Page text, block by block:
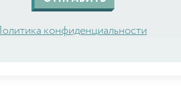
конфиденциальности